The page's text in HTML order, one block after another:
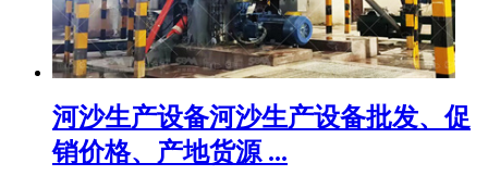
河沙生产设备河沙生产设备批发、促
销价格、产地货源 ...